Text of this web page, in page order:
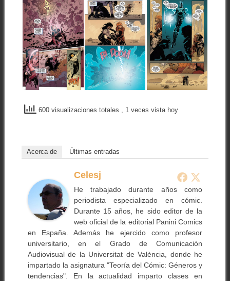
600 visualizaciones totales , 1 veces vista hoy
Acerca de Últimas entradas
Celesj
He trabajado durante años como
periodista especializado en cómic.
Durante 15 años, he sido editor de la
web oficial de la editorial Panini Comics
en España. Además he ejercido como profesor
universitario, en el Grado de Comunicación
Audiovisual de la Universitat de València, donde he
impartado la asignatura "Teoría del Cómic: Géneros y
tendencias". En la actualidad imparto clases en